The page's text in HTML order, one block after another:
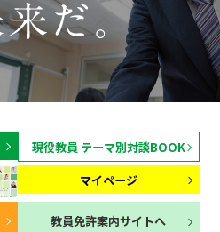
現役教員 テーマ別対談BOOK
マイページ
教員免許案内サイトへ